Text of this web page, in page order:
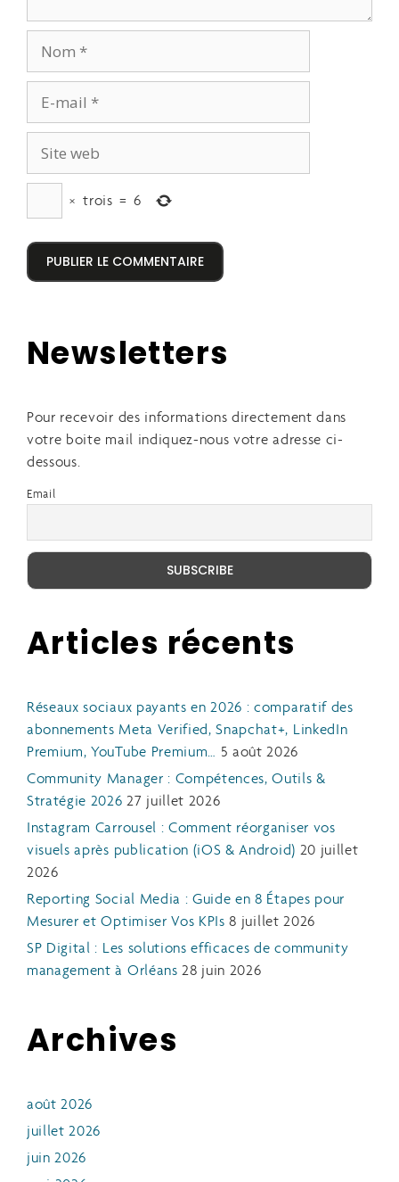
× trois = 6
Newsletters
Pour recevoir des informations directement dans
votre boite mail indiquez-nous votre adresse ci-
dessous.
Email
Articles récents
Réseaux sociaux payants en 2026 : comparatif des
abonnements Meta Verified, Snapchat+, LinkedIn
Premium, YouTube Premium… 5 août 2026
Community Manager : Compétences, Outils &
Stratégie 2026 27 juillet 2026
Instagram Carrousel : Comment réorganiser vos
visuels après publication (iOS & Android) 20 juillet
2026
Reporting Social Media : Guide en 8 Étapes pour
Mesurer et Optimiser Vos KPIs 8 juillet 2026
SP Digital : Les solutions efficaces de community
management à Orléans 28 juin 2026
Archives
août 2026
juillet 2026
juin 2026